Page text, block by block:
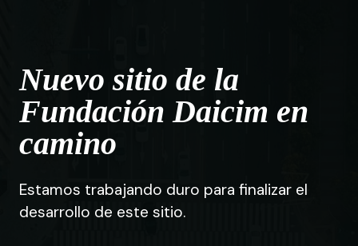
Nuevo sitio de la
Fundación Daicim en
camino
Estamos trabajando duro para finalizar el
desarrollo de este sitio.